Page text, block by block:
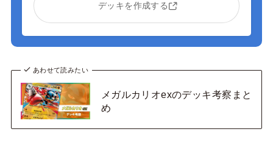
デッキを作成する
あわせて読みたい
メガルカリオexのデッキ考察まと
め